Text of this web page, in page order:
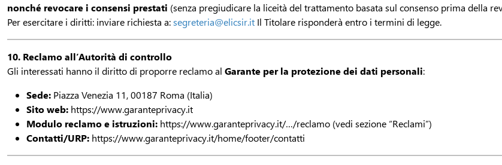
nonché revocare i consensi prestati (senza pregiudicare la liceità del trattamento basata sul consenso prima della
Per esercitare i diritti: inviare richiesta a:segreteria@elicsir.it Il Titolare risponderà entro i termini di legge.
10. Reclamo all’Autorità di controllo
Gli interessati hanno il diritto di proporre reclamo al Garante per la protezione dei dati personali:
Sede: Piazza Venezia 11, 00187 Roma (Italia)
Sito web: https://www.garanteprivacy.it
Modulo reclamo e istruzioni: https://www.garanteprivacy.it/…/reclamo (vedi sezione “Reclami”)
Contatti/URP: https://www.garanteprivacy.it/home/footer/contatti